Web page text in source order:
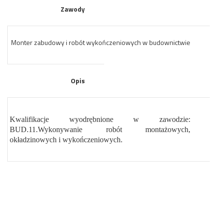
Zawody
Monter zabudowy i robót wykończeniowych w budownictwie
Opis
Kwalifikacje wyodrębnione w zawodzie:
BUD.11.Wykonywanie robót montażowych,
okładzinowych i wykończeniowych.